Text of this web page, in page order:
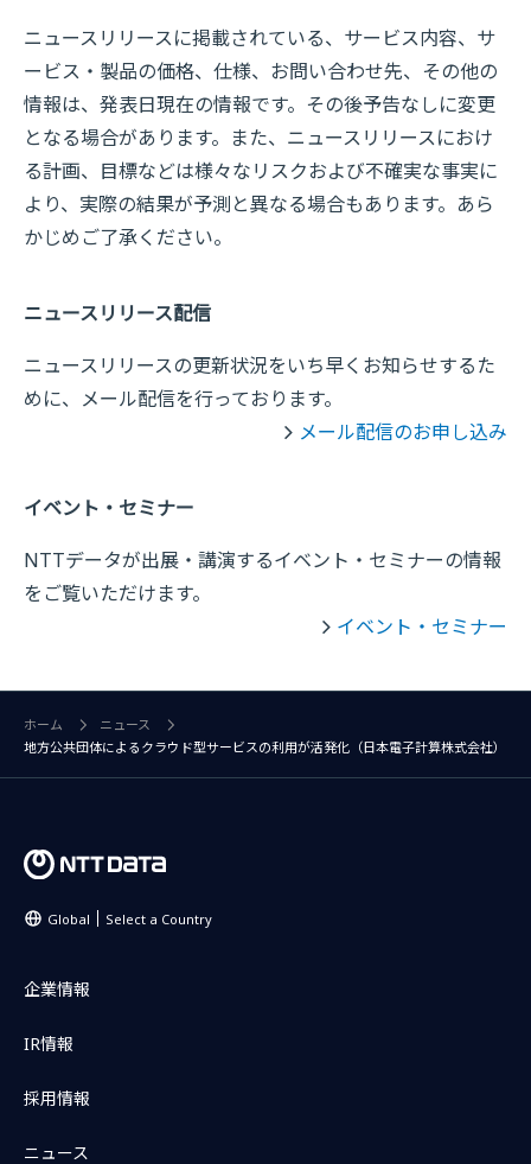
ニュースリリースに掲載されている、サービス内容、サ
ービス・製品の価格、仕様、お問い合わせ先、その他の
情報は、発表日現在の情報です。その後予告なしに変更
となる場合があります。また、ニュースリリースにおけ
る計画、目標などは様々なリスクおよび不確実な事実に
より、実際の結果が予測と異なる場合もあります。あら
かじめご了承ください。
ニュースリリース配信
ニュースリリースの更新状況をいち早くお知らせするた
めに、メール配信を行っております。
メール配信のお申し込み
イベント・セミナー
NTTデータが出展・講演するイベント・セミナーの情報
をご覧いただけます。
イベント・セミナー
ホーム
ニュース
地方公共団体によるクラウド型サービスの利用が活発化（日本電子計算株式会社）
Global Select a Country
企業情報
IR情報
採用情報
ニュース